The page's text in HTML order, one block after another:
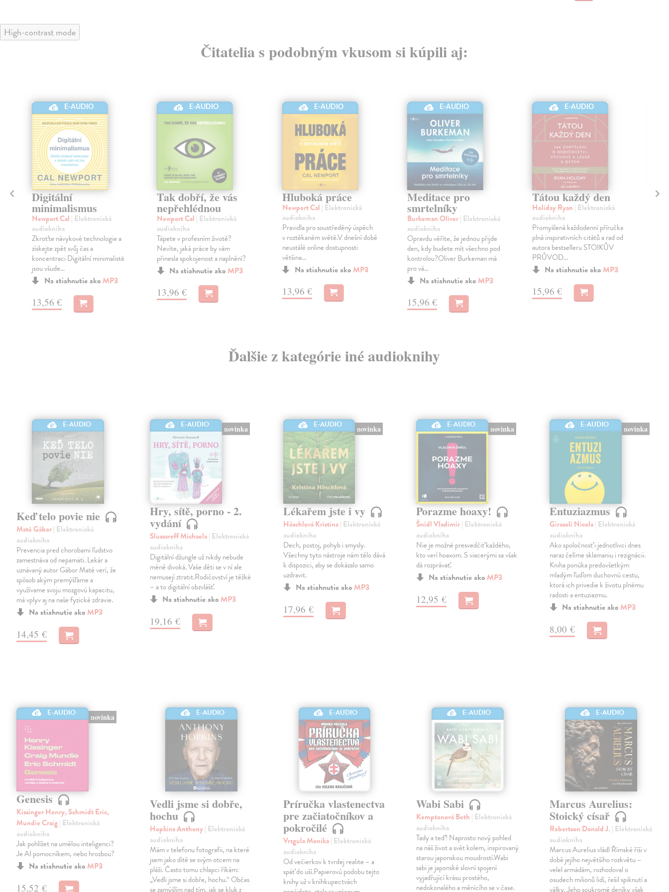
High-contrast mode
Čitatelia s podobným vkusom si kúpili aj:
E-AUDIO
Digitální
minimalismus
Newport Cal | Elektronická
audiokniha
Zkroťte návykové technologie a
získejte zpět svůj čas a
koncentraci Digitální minimalisté
jsou všude...
Na stiahnutie ako MP3
13,56 €
E-AUDIO
Tak dobří, že vás
nepřehlédnou
Newport Cal | Elektronická
audiokniha
Tápete v profesním životě?
Nevíte, jaká práce by vám
přinesla spokojenost a naplnění?
Na stiahnutie ako MP3
13,96 €
E-AUDIO
Hluboká práce
Newport Cal | Elektronická
audiokniha
Pravidla pro soustředěný úspěch
v roztěkaném světě.V dnešní době
neustálé online dostupnosti
většina...
Na stiahnutie ako MP3
13,96 €
E-AUDIO
Meditace pro
smrtelníky
Burkeman Oliver| Elektronická
audiokniha
Opravdu věříte, že jednou přijde
den, kdy budete mít všechno pod
kontrolou?Oliver Burkeman má
pro vá...
Na stiahnutie ako MP3
15,96 €
E-AUDIO
Tátou každý den
Holiday Ryan | Elektronická
audiokniha
Promyšlená každodenní příručka
plná inspirativních citátů a rad od
autora bestselleru STOIKŮV
PRŮVOD...
Na stiahnutie ako MP3
15,96 €
Ďalšie z kategórie iné audioknihy
E-AUDIO
Keď telo povie nie
Maté Gábor| Elektronická
audiokniha
Prevencia pred chorobami ľudstvo
zamestnáva od nepamäti. Lekár a
uznávaný autor Gábor Maté verí, že
spôsob akým premýšľame a
využívame svoju mozgovú kapacitu,
má vplyv aj na naše fyzické zdravie.
Na stiahnutie ako MP3
14,45 €
E-AUDIO novinka
Hry, sítě, porno - 2.
vydání
Slussareff Michaela| Elektronická
audiokniha
Digitální džungle už nikdy nebude
méně divoká. Vaše děti se v ní ale
nemusejí ztratit.Rodičovství je těžké
– a to digitální obzvlášť.
Na stiahnutie ako MP3
19,16 €
E-AUDIO novinka
Lékařem jste i vy
Höschlová Kristina| Elektronická
audiokniha
Dech, postoj, pohyb i smysly.
Všechny tyto nástroje nám tělo dává
k dispozici, aby se dokázalo samo
uzdravit.
Na stiahnutie ako MP3
17,96 €
E-AUDIO novinka
Porazme hoaxy!
Šnídl Vladimír| Elektronická
audiokniha
Nie je možné presvedčiť každého,
kto verí hoaxom. S viacerými sa však
dá rozprávať.
Na stiahnutie ako MP3
12,95 €
E-AUDIO novinka
Entuziazmus
Girasoli Nicola| Elektronická
audiokniha
Ako spoločnosť i jednotlivci dnes
naraz čelíme sklamaniu i rezignácii.
Kniha ponúka predovšetkým
mladým ľuďom duchovnú cestu,
ktorá ich privedie k životu plnému
radosti a entuziazmu.
Na stiahnutie ako MP3
8,00 €
E-AUDIO novinka
Genesis
Kissinger Henry, Schmidt Eric,
Mundie Craig| Elektronická
audiokniha
Jak pohlížet na umělou inteligenci?
Je AI pomocníkem, nebo hrozbou?
Na stiahnutie ako MP3
15,52 €
E-AUDIO
Vedli jsme si dobře,
hochu
Hopkins Anthony| Elektronická
audiokniha
Mám v telefonu fotografii, na které
jsem jako dítě se svým otcem na
pláži. Často tomu chlapci říkám:
„Vedli jsme si dobře, hochu.“ Občas
se zamýšlím nad tím, jak se kluk z
E-AUDIO
Príručka vlastenectva
pre začiatočníkov a
pokročilé
Vrzgula Monika| Elektronická
audiokniha
Od večierkov k tvrdej realite – a
späť do uší.Papierovú podobu tejto
knihy už v kníhkupectvách
E-AUDIO
Wabi Sabi
Kemptonová Beth | Elektronická
audiokniha
Tady a teď! Naprosto nový pohled
na náš život a svět kolem, inspirovaný
starou japonskou moudrostí.Wabi
sabi je japonské slovní spojení
vyjadřující krásu prostého,
nedokonalého a měnícího se v čase.
E-AUDIO
Marcus Aurelius:
Stoický císař
Robertson Donald J. | Elektronická
audiokniha
Marcus Aurelius vládl Římské říši v
době jejího největšího rozkvětu –
velel armádám, rozhodoval o
osudech milionů lidí, řešil spiknutí a
války. Jeho soukromé deníky však